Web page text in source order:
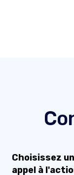
Choisissez
appel à